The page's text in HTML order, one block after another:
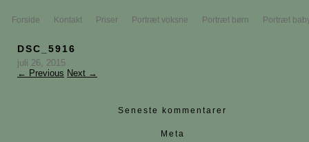
Forside Kontakt Priser Portræt voksne Portræt børn Portræt
DSC_5916
juli 26, 2015
← Previous Next →
Seneste kommentarer
Meta